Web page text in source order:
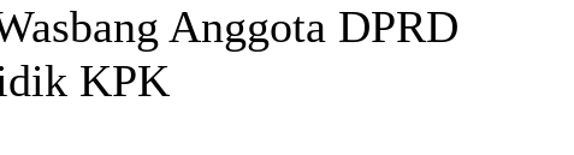
Anggota DPRD
KPK